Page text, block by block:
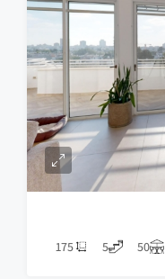
50
5
175